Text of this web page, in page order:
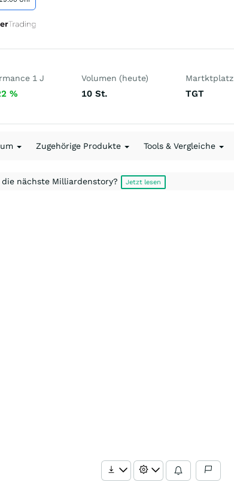
1 J
%
Volumen (heute)
10 St.
Martktplatz
TGT
Zugehörige Produkte Tools & Vergleiche
nächste Milliardenstory? Jetzt lesen